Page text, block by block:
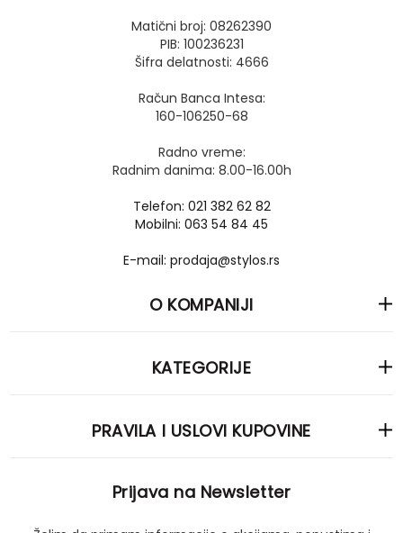
Matični broj: 08262390
PIB: 100236231
Šifra delatnosti: 4666
Račun Banca Intesa:
160-106250-68
Radno vreme:
Radnim danima: 8.00-16.00h
Telefon: 021 382 62 82
Mobilni: 063 54 84 45
E-mail: prodaja@stylos.rs
O KOMPANIJI
KATEGORIJE
PRAVILA I USLOVI KUPOVINE
Prijava na Newsletter